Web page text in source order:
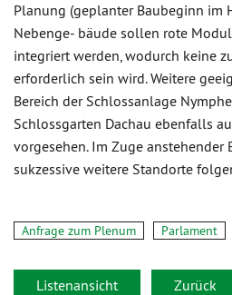
Planung (geplanter Baubeginn im
Nebenge- bäude sollen rote
integriert werden, wodurch keine
erforderlich sein wird. Weitere
Bereich der Schlossanlage
Schlossgarten Dachau ebenfalls
vorgesehen. Im Zuge anstehender
sukzessive weitere Standorte
Anfrage zum Plenum Parlament
Listenansicht Zurück